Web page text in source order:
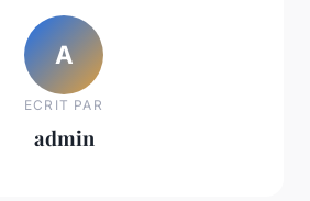
A
ECRIT PAR
admin